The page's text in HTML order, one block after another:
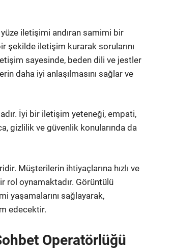
iletişimi andıran samimi bir
şekilde iletişim kurarak sorularını
sayesinde, beden dili ve jestler
daha iyi anlaşılmasını sağlar ve
İyi bir iletişim yeteneği, empati,
gizlilik ve güvenlik konularında da
Müşterilerin ihtiyaçlarına hızlı ve
rol oynamaktadır. Görüntülü
yaşamalarını sağlayarak,
edecektir.
Operatörlüğü